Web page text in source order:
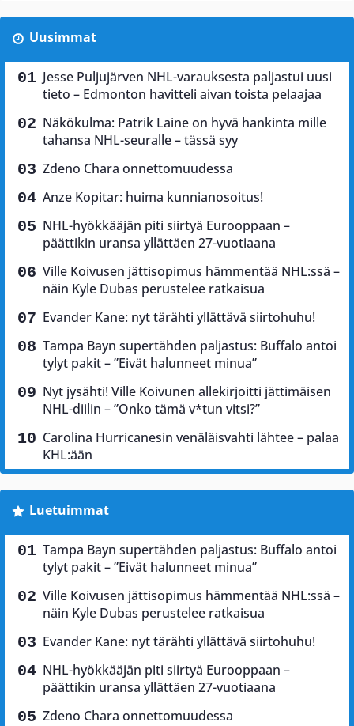
Uusimmat
Jesse Puljujärven NHL-varauksesta paljastui uusi
tieto – Edmonton havitteli aivan toista pelaajaa
Näkökulma: Patrik Laine on hyvä hankinta mille
tahansa NHL-seuralle – tässä syy
Zdeno Chara onnettomuudessa
Anze Kopitar: huima kunnianosoitus!
NHL-hyökkääjän piti siirtyä Eurooppaan –
päättikin uransa yllättäen 27-vuotiaana
Ville Koivusen jättisopimus hämmentää NHL:ssä –
näin Kyle Dubas perustelee ratkaisua
Evander Kane: nyt tärähti yllättävä siirtohuhu!
Tampa Bayn supertähden paljastus: Buffalo antoi
tylyt pakit – ”Eivät halunneet minua”
Nyt jysähti! Ville Koivunen allekirjoitti jättimäisen
NHL-diilin – ”Onko tämä v*tun vitsi?”
Carolina Hurricanesin venäläisvahti lähtee – palaa
KHL:ään
Luetuimmat
Tampa Bayn supertähden paljastus: Buffalo antoi
tylyt pakit – ”Eivät halunneet minua”
Ville Koivusen jättisopimus hämmentää NHL:ssä –
näin Kyle Dubas perustelee ratkaisua
Evander Kane: nyt tärähti yllättävä siirtohuhu!
NHL-hyökkääjän piti siirtyä Eurooppaan –
päättikin uransa yllättäen 27-vuotiaana
Zdeno Chara onnettomuudessa